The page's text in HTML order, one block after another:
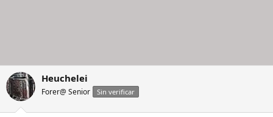
Heuchelei
Forer@ Senior Sin verificar